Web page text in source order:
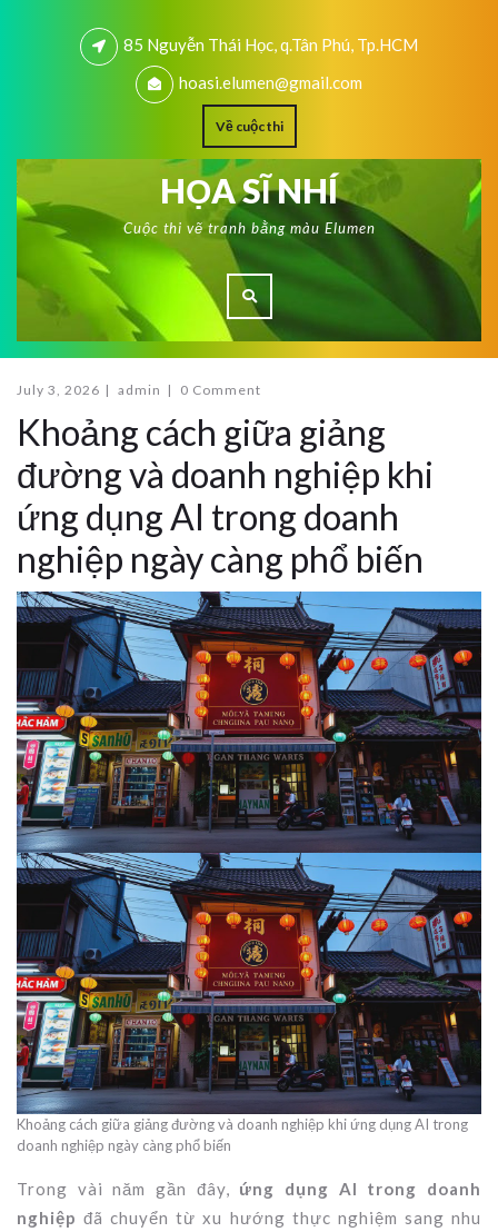
85 Nguyễn Thái Học, q.Tân Phú, Tp.HCM
hoasi.elumen@gmail.com
Về cuộc thi
HỌA SĨ NHÍ
Cuộc thi vẽ tranh bằng màu Elumen
July 3, 2026 | admin | 0 Comment
Khoảng cách giữa giảng
đường và doanh nghiệp khi
ứng dụng AI trong doanh
nghiệp ngày càng phổ biến
Khoảng cách giữa giảng đường và doanh nghiệp khi ứng dụng AI trong
doanh nghiệp ngày càng phổ biến
Trong vài năm gần đây, ứng dụng AI trong doanh
nghiệp đã chuyển từ xu hướng thực nghiệm sang nhu